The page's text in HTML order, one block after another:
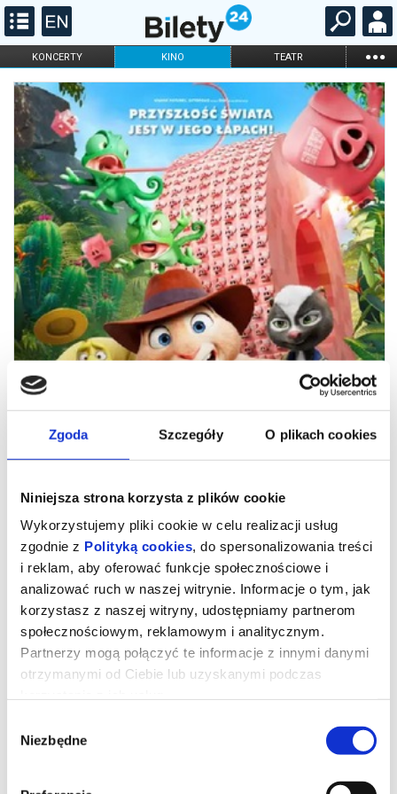
Zgoda Szczegóły O plikach cookies
Niniejsza strona korzysta z plików cookie
Wykorzystujemy pliki cookie w celu realizacji usług
zgodnie z Polityką cookies, do spersonalizowania treści
i reklam, aby oferować funkcje społecznościowe i
analizować ruch w naszej witrynie. Informacje o tym, jak
korzystasz z naszej witryny, udostępniamy partnerom
społecznościowym, reklamowym i analitycznym.
Partnerzy mogą połączyć te informacje z innymi danymi
otrzymanymi od Ciebie lub uzyskanymi podczas
zgody
Niezbędne
KONCERTY KINO TEATR ...
FILHARMONIA OPERA I BALET
STAND-UP
DLA DZIECI
ONLINE KARNETY
KUROZAJĄC I ŚWIĄTYNIA
ŚWISTAKA 2D DUBBING
UWAGA!W zwiąku z rozbudową Kina "Łydynia" tymczasowa sala
kinowa znajduje się w szkole TWP ul. Kraszewskiego 8A
ma siostrę, a cały gatunek kurozająców potrzebuje ratunku,